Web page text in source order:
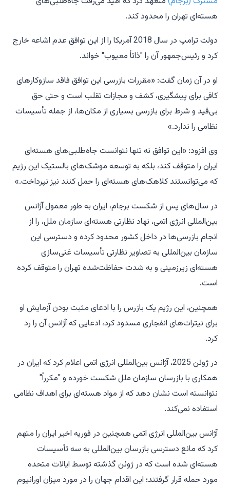
هسته‌ای تهران را محدود کند.
دولت ترامپ در سال 2018 آمریکا را از این توافق عدم اشاعه خارج
کرد و رئیس‌جمهور آن را "ذاتاً معیوب" خواند.
او در آن زمان گفت: «مقررات بازرسی این توافق فاقد سازوکارهای
کافی برای پیشگیری، کشف و مجازات تقلب است و حتی حق
بی‌قید و شرط برای بازرسی بسیاری از مکان‌ها، از جمله تأسیسات
نظامی را ندارد.»
وی افزود: «این توافق نه تنها نتوانست جاه‌طلبی‌های هسته‌ای
ایران را متوقف کند، بلکه به توسعه موشک‌های بالستیک این رژیم
که می‌توانستند کلاهک‌های هسته‌ای را حمل کنند نیز نپرداخت.»
در سال‌های پس از شکست برجام، ایران به طور معمول آژانس
بین‌المللی انرژی اتمی، نهاد نظارتی هسته‌ای سازمان ملل، را از
انجام بازرسی‌ها در داخل کشور محدود کرده و دسترسی این
سازمان بین‌المللی به تصاویر نظارتی تأسیسات غنی‌سازی
هسته‌ای زیرزمینی و به شدت حفاظت‌شده تهران را متوقف کرده
است.
همچنین، این رژیم یک بازرس را با ادعای مثبت بودن آزمایش او
برای نیترات‌های انفجاری مسدود کرد، ادعایی که آژانس آن را رد
کرد.
در ژوئن 2025، آژانس بین‌المللی انرژی اتمی اعلام کرد که ایران در
همکاری با بازرسان سازمان ملل شکست خورده و "مکرراً"
نتوانسته است نشان دهد که از مواد هسته‌ای برای اهداف نظامی
استفاده نمی‌کند.
آژانس بین‌المللی انرژی اتمی همچنین در فوریه اخیر ایران را متهم
کرد که مانع دسترسی بازرسان بین‌المللی به سه تأسیسات
هسته‌ای شده است که در ژوئن گذشته توسط ایالات متحده
مورد حمله قرار گرفتند؛ این اقدام جهان را در مورد میزان اورانیوم